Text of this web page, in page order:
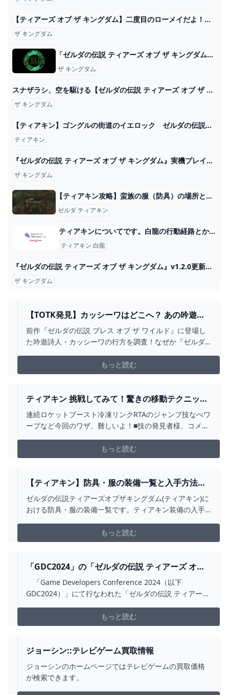
【ティアーズ オブ ザ キングダム】二度目のローメイだよ！！ #55 - YouTube
ザ キングダム
「ゼルダの伝説 ティアーズ オブ ザ キングダム」オリジナルサウンドトラック【初回数量限定生産盤】: 商品カテゴリー CD/DVD/Blu-ray/レコード/グッズの通販サイト【コロムビアミュージックショップ】
ザ キングダム
スナザラシ、空を駆ける【ゼルダの伝説 ティアーズ オブ ザ キングダム】＃４９ - YouTube
ザ キングダム
【ティアキン】ゴングルの街道のイエロック ゼルダの伝説ティアーズ オブザキングダム #ゼルダの伝説 #ティアキン #zelda #shorts - YouTube
ティアキン
『ゼルダの伝説 ティアーズ オブ ザ キングダム』実機プレイ感想！すべて、あなたの想像力次第 - YouTube
ザ キングダム
【ティアキン攻略】蛮族の服（防具）の場所と取り方｜ラムダの財宝・ゴングルの丘の洞窟【ゼルダティアーズオブザキングダム】│KOUs gameplay guide
ゼルダ ティアキン
ティアキンについてです。白龍の行動経路とかって分かりますか？強化... - Yahoo!知恵袋
ティアキン 白龍
『ゼルダの伝説 ティアーズ オブ ザ キングダム』v1.2.0更新データ配信。進行不能バグ修正やニュースからアイテム入手など Game*Spark - 国内・海外ゲーム情報サイト
ザ キングダム
【TOTK発見】カッシーワはどこへ？ あの吟遊詩
人の行方を徹底調査｜『ゼルダの伝説 ティアーズ
オブ ザ キングダム』ハイラル調査隊 –
前作『ゼルダの伝説 ブレス オブ ザ ワイルド』に登場し
た吟遊詩人・カッシーワの行方を調査！なぜか『ゼルダ
られないカッシーワの痕跡を、各方面に足を運んで徹底
的に調べてみました。
もっと読む
ティアキン 挑戦してみて！驚きの移動テクニック
９ ゼルダの伝説 ティアーズ オブ ザ キングダム -
YOUTUBE
連続ロケットブースト冷凍リンクRTAのジャンプ技なべワ
ープなど今回のワザ、難しいよ！■技の発見者様、コメン
戦してみて#ティアキン#バグ#小ネタ#裏技#ぶらリンク
もっと読む
【ティアキン】防具・服の装備一覧と入手方法｜
全装備効果【ゼルダの伝説ティアーズオブザキン
グダム】 - ゲームウィズ
ゼルダの伝説ティアーズオブザキングダム(ティアキン)に
おける防具・服の装備一覧です。ティアキン装備の入手
もっと読む
「GDC2024」の「ゼルダの伝説 ティアーズ オブ
ザ キングダム」講演がYOUTUBEで公開！
（GAME WATCH） - YAHOO!ニュース
「Game Developers Conference 2024（以下
GDC2024）」にて行なわれた「ゼルダの伝説 ティアーズ
もっと読む
ジョーシン::テレビゲーム買取情報
ジョーシンのホームページではテレビゲームの買取価格
が検索できます。